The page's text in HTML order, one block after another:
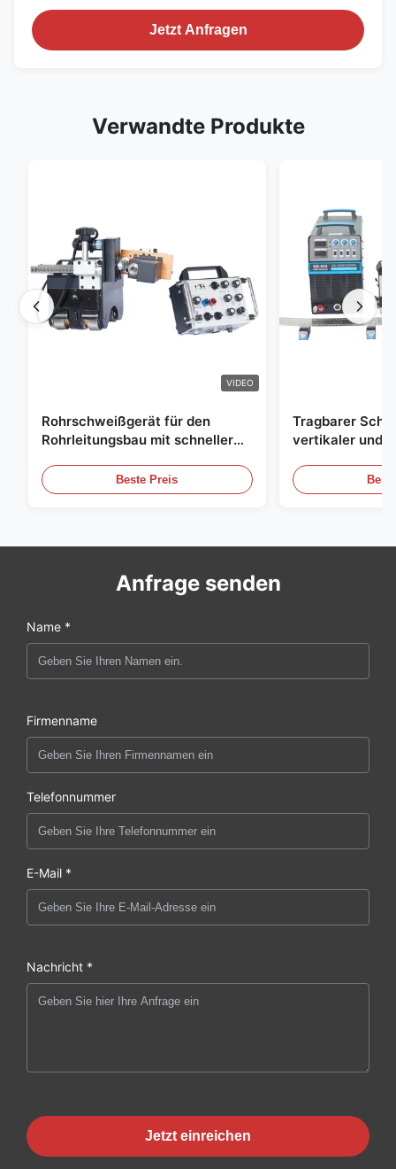
Jetzt Anfragen
Verwandte Produkte
VIDEO
Rohrschweißgerät für den
Rohrleitungsbau mit schneller
Beste Preis
Tragbarer
vertikaler und
Anfrage senden
Name *
Firmenname
Telefonnummer
E-Mail *
Nachricht *
Jetzt einreichen